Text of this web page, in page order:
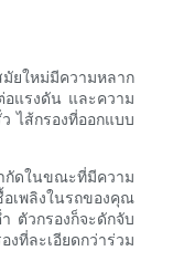
ยใหม่มีความหลาก
อแรงดัน และความ
ไส้กรองที่ออกแบบ
กัดในขณะที่มีความ
อเพลิงในรถของคุณ
ตัวกรองก็จะดักจับ
ที่ละเอียดกว่าร่วม